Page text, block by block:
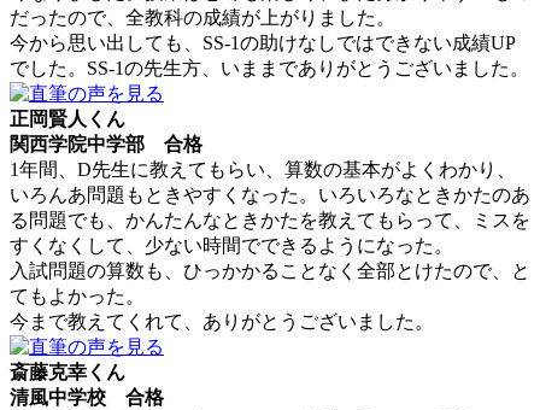
だったので、全教科の成績が上がりました。
今から思い出しても、SS-1の助けなしではできない成績UP
でした。SS-1の先生方、いままでありがとうございました。
正岡賢人くん
関西学院中学部 合格
1年間、D先生に教えてもらい、算数の基本がよくわかり、
いろんあ問題もときやすくなった。いろいろなときかたのあ
る問題でも、かんたんなときかたを教えてもらって、ミスを
すくなくして、少ない時間でできるようになった。
入試問題の算数も、ひっかかることなく全部とけたので、と
てもよかった。
今まで教えてくれて、ありがとうございました。
斎藤克幸くん
清風中学校 合格